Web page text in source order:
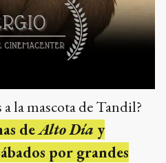
la mascota de Tandil?
deAlto Día y
por grandes